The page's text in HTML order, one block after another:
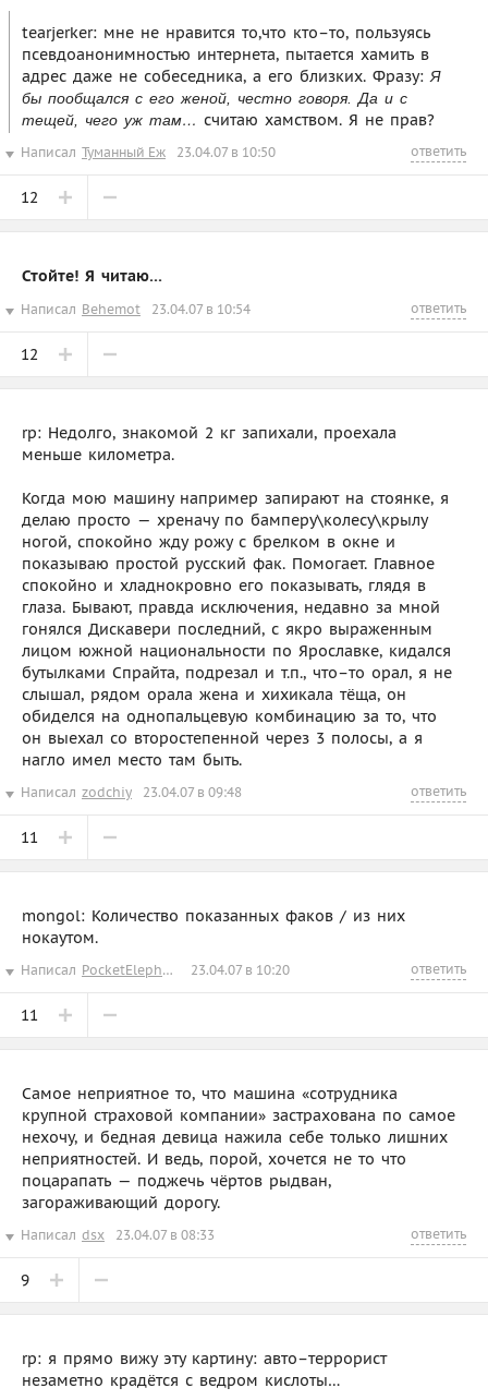
tearjerker: мне не нравится то,что кто–то, пользуясь
псевдоанонимностью интернета, пытается хамить в
адрес даже не собеседника, а его близких. Фразу:Я
бы пообщался с его женой, честно говоря. Да и с
тещей, чего уж там… считаю хамством. Я не прав?
Написал Туманный Еж 23.04.07 в 10:50 ответить
12
Стойте! Я читаю…
Написал Behemot 23.04.07 в 10:54 ответить
12
rp: Недолго, знакомой 2 кг запихали, проехала
меньше километра.
Когда мою машину например запирают на стоянке, я
делаю просто — хреначу по бамперу\колесу\крылу
ногой, спокойно жду рожу с брелком в окне и
показываю простой русский фак. Помогает. Главное
спокойно и хладнокровно его показывать, глядя в
глаза. Бывают, правда исключения, недавно за мной
гонялся Дискавери последний, с якро выраженным
лицом южной национальности по Ярославке, кидался
бутылками Спрайта, подрезал и т.п., что–то орал, я не
слышал, рядом орала жена и хихикала тёща, он
обиделся на однопальцевую комбинацию за то, что
он выехал со второстепенной через 3 полосы, а я
нагло имел место там быть.
Написал zodchiy 23.04.07 в 09:48 ответить
11
mongol: Количество показанных факов / из них
нокаутом.
Написал PocketElephant 23.04.07 в 10:20 ответить
11
Самое неприятное то, что машина «сотрудника
крупной страховой компании» застрахована по самое
нехочу, и бедная девица нажила себе только лишних
неприятностей. И ведь, порой, хочется не то что
поцарапать — поджечь чёртов рыдван,
загораживающий дорогу.
Написал dsx 23.04.07 в 08:33 ответить
9
rp: я прямо вижу эту картину: авто–террорист
незаметно крадётся с ведром кислоты…